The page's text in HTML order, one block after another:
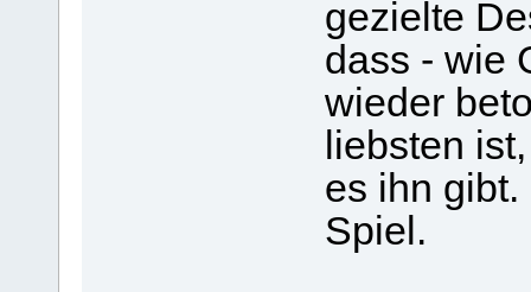
gezielte
dass - wie
wieder
liebsten
es ihn
Spiel.